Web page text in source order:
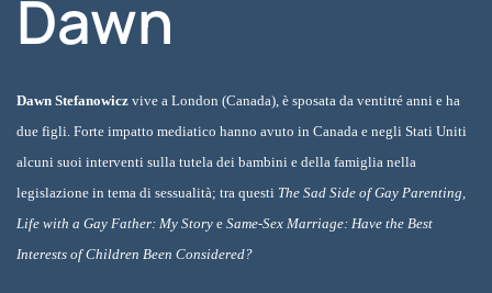
Dawn
Dawn Stefanowiczvive a London (Canada), è sposata da ventitré anni e ha
due figli. Forte impatto mediatico hanno avuto in Canada e negli Stati Uniti
alcuni suoi interventi sulla tutela dei bambini e della famiglia nella
legislazione in tema di sessualità; tra questi The Sad Side of Gay Parenting,
Life with a Gay Father: My Storye Same-Sex Marriage: Have the Best
Interests of Children Been Considered?